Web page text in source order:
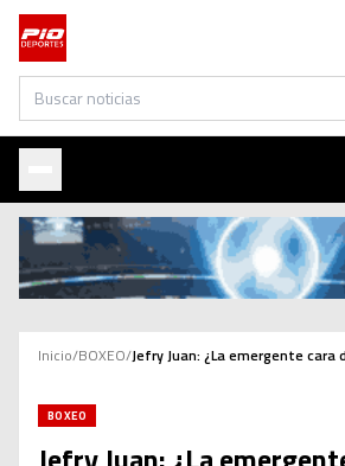
Buscar
Inicio/BOXEO/Jefry Juan: ¿La emergente cara
BOXEO